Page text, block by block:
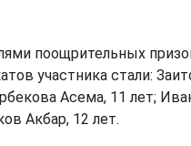
поощрительных
участника стали:
Асема, 11 лет;
Акбар, 12 лет.